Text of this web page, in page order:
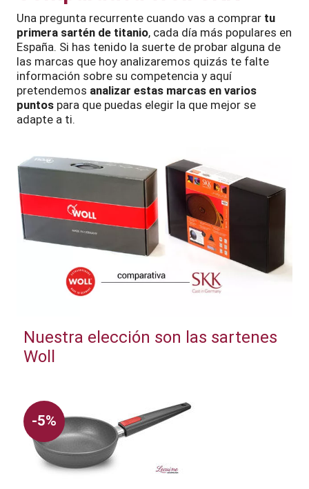
Una pregunta recurrente cuando vas a comprar tu
primera sartén de titanio, cada día más populares en
España. Si has tenido la suerte de probar alguna de
las marcas que hoy analizaremos quizás te falte
información sobre su competencia y aquí
pretendemos analizar estas marcas en varios
puntos para que puedas elegir la que mejor se
adapte a ti.
Nuestra elección son las sartenes
Woll
-5%